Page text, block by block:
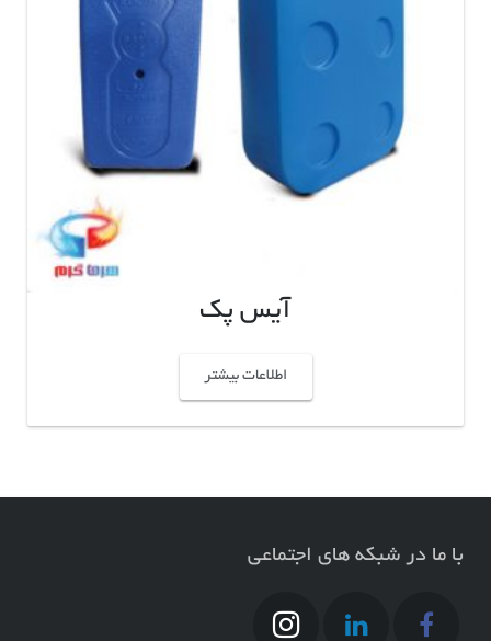
آیس پک
اطلاعات بیشتر
با ما در شبکه های اجتماعی